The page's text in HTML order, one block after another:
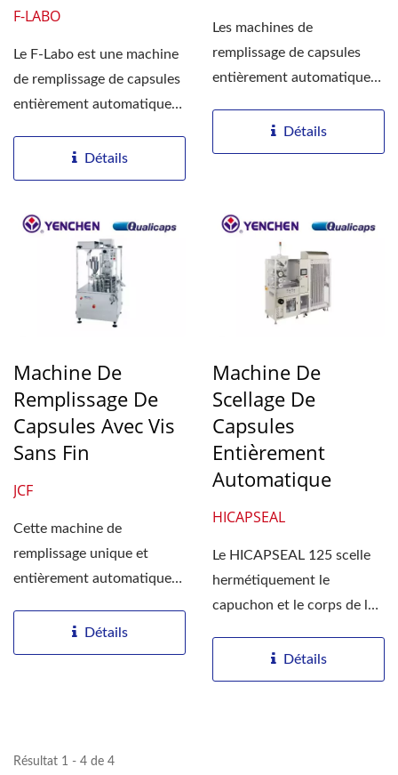
F-LABO
Le F-Labo est une machine
de remplissage de capsules
entièrement automatique
Détails
Les machines de
remplissage de capsules
entièrement automatiques
Qualicaps®...Détails
Machine De
Remplissage De
Capsules Avec Vis
Sans Fin
JCF
Cette machine de
remplissage unique et
entièrement automatique
Détails
Machine De
Scellage De
Capsules
Entièrement
Automatique
HICAPSEAL
Le HICAPSEAL 125 scelle
hermétiquement le
capuchon et le corps de la
Détails
Résultat 1 - 4 de 4